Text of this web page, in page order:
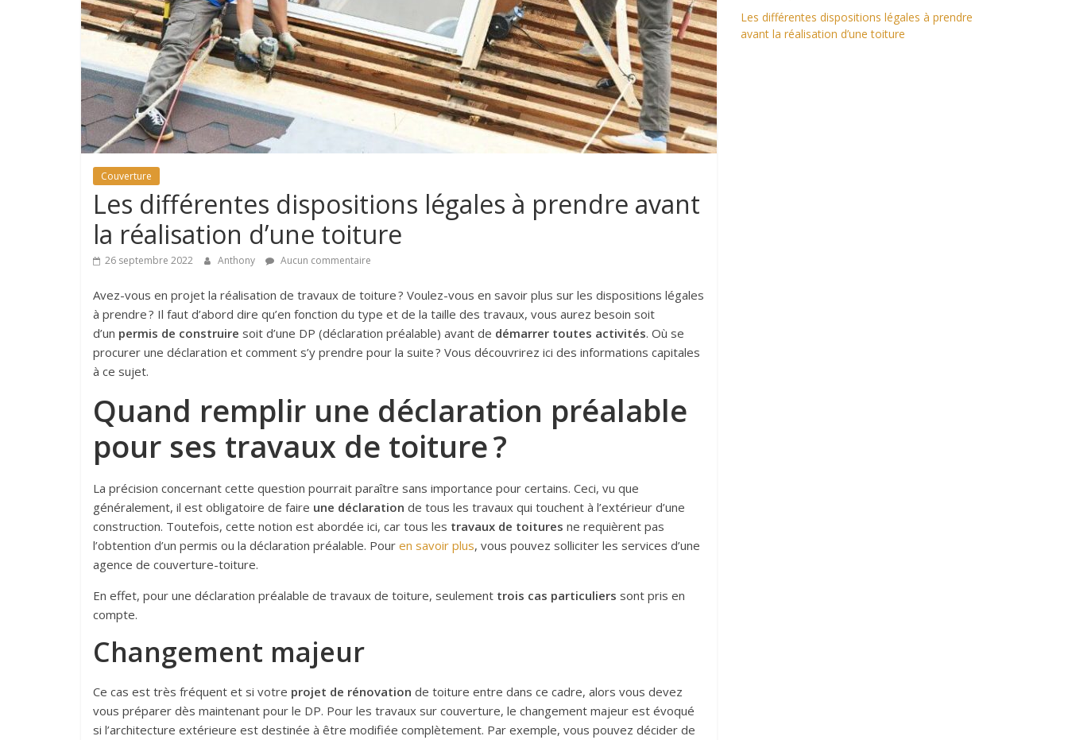
astuces
sur
l'univers
de
la
toiture
Couverture
Les différentes dispositions légales à prendre avant
la réalisation d’une toiture
26 septembre 2022 Anthony Aucun commentaire
Avez-vous en projet la réalisation de travaux de toiture ? Voulez-vous en savoir plus sur les dispositions légales
à prendre ? Il faut d’abord dire qu’en fonction du type et de la taille des travaux, vous aurez besoin soit
d’un permis de construire soit d’une DP (déclaration préalable) avant de démarrer toutes activités. Où se
procurer une déclaration et comment s’y prendre pour la suite ? Vous découvrirez ici des informations capitales
à ce sujet.
Quand remplir une déclaration préalable
pour ses travaux de toiture ?
La précision concernant cette question pourrait paraître sans importance pour certains. Ceci, vu que
généralement, il est obligatoire de faire une déclaration de tous les travaux qui touchent à l’extérieur d’une
construction. Toutefois, cette notion est abordée ici, car tous les travaux de toitures ne requièrent pas
l’obtention d’un permis ou la déclaration préalable. Pour en savoir plus, vous pouvez solliciter les services d’une
agence de couverture-toiture.
En effet, pour une déclaration préalable de travaux de toiture, seulement trois cas particuliers sont pris en
compte.
Changement majeur
Ce cas est très fréquent et si votre projet de rénovation de toiture entre dans ce cadre, alors vous devez
vous préparer dès maintenant pour le DP. Pour les travaux sur couverture, le changement majeur est évoqué
si l’architecture extérieure est destinée à être modifiée complètement. Par exemple, vous pouvez décider de
Les différentes dispositions légales à prendre
avant la réalisation d’une toiture